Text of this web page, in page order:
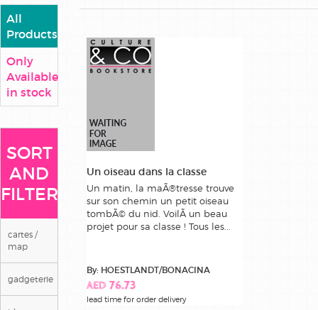
All
Products
Only
Available
in stock
SORT
AND
FILTER
cartes /
map
gadgeterie
Un oiseau dans la classe
Un matin, la maÃ®tresse trouve
sur son chemin un petit oiseau
tombÃ© du nid. VoilÃ un beau
projet pour sa classe ! Tous les...
By: HOESTLANDT/BONACINA
AED 76.73
lead time for order delivery